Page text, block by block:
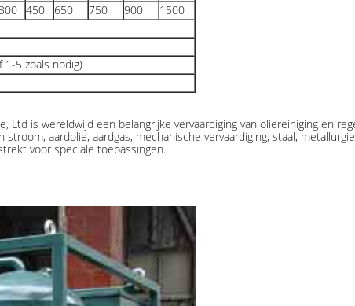
450 650 750 900 1500
1-5 zoals nodig)
Ltd is wereldwijd een belangrijke vervaardiging van oliereiniging en
aardolie, aardgas, mechanische vervaardiging, staal,
voor speciale toepassingen.